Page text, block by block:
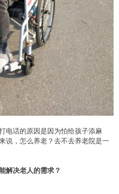
电话的原因是因为怕给孩子添麻
说，怎么养老？去不去养老院是一
解决老人的需求？